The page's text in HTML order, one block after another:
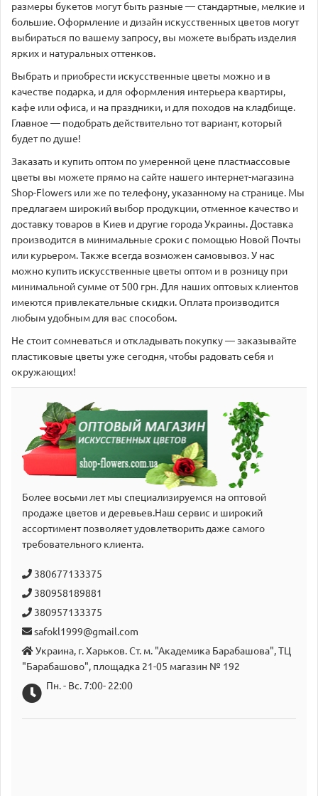
размеры букетов могут быть разные — стандартные, мелкие и
большие. Оформление и дизайн искусственных цветов могут
выбираться по вашему запросу, вы можете выбрать изделия
ярких и натуральных оттенков.
Выбрать и приобрести искусственные цветы можно и в
качестве подарка, и для оформления интерьера квартиры,
кафе или офиса, и на праздники, и для походов на кладбище.
Главное — подобрать действительно тот вариант, который
будет по душе!
Заказать и купить оптом по умеренной цене пластмассовые
цветы вы можете прямо на сайте нашего интернет-магазина
Shop-Flowers или же по телефону, указанному на странице. Мы
предлагаем широкий выбор продукции, отменное качество и
доставку товаров в Киев и другие города Украины. Доставка
производится в минимальные сроки с помощью Новой Почты
или курьером. Также всегда возможен самовывоз. У нас
можно купить искусственные цветы оптом и в розницу при
минимальной сумме от 500 грн. Для наших оптовых клиентов
имеются привлекательные скидки. Оплата производится
любым удобным для вас способом.
Не стоит сомневаться и откладывать покупку — заказывайте
пластиковые цветы уже сегодня, чтобы радовать себя и
окружающих!
Более восьми лет мы специализируемся на оптовой
продаже цветов и деревьев.Наш сервис и широкий
аcсортимент позволяет удовлетворить даже самого
требовательного клиента.
380677133375
380958189881
380957133375
safokl1999@gmail.com
Украина, г. Харьков. Ст. м. "Академика Барабашова", ТЦ
"Барабашово", площадка 21-05 магазин № 192
Пн. - Вс. 7:00- 22:00